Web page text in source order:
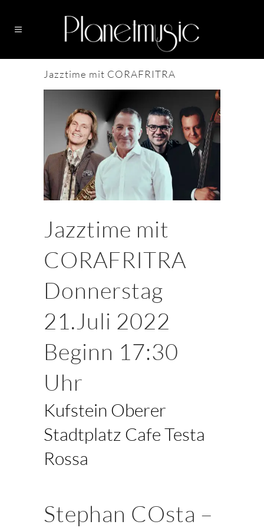
Jazztime mit CORAFRITRA
Jazztime mit
CORAFRITRA
Donnerstag
21.Juli 2022
Beginn 17:30
Uhr
Kufstein Oberer
Stadtplatz Cafe Testa
Rossa
Stephan COsta –